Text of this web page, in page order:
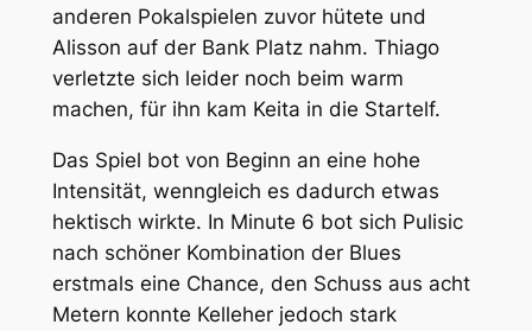
anderen Pokalspielen zuvor hütete und
Alisson auf der Bank Platz nahm. Thiago
verletzte sich leider noch beim warm
machen, für ihn kam Keita in die Startelf.
Das Spiel bot von Beginn an eine hohe
Intensität, wenngleich es dadurch etwas
hektisch wirkte. In Minute 6 bot sich Pulisic
nach schöner Kombination der Blues
erstmals eine Chance, den Schuss aus acht
Metern konnte Kelleher jedoch stark